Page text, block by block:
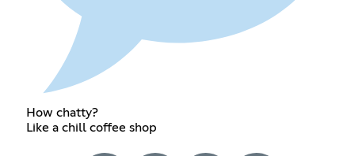
How chatty?
Like a chill coffee shop